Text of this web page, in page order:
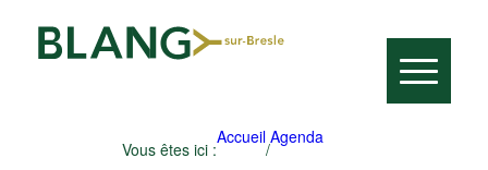
Vous êtes ici :
Accueil
/
Agenda